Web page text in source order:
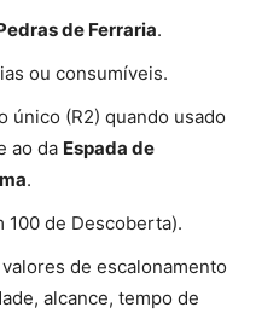
de Ferraria.
ou consumíveis.
único (R2) quando usado
ao da Espada de
.
100 de Descoberta).
valores de escalonamento
alcance, tempo de